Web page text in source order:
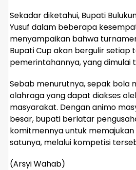
Sekadar diketahui, Bupati
Yusuf dalam beberapa
menyampaikan bahwa
Bupati Cup akan bergulir setiap
pemerintahannya, yang dimulai
Sebab menurutnya, sepak bola
olahraga yang dapat diakses
masyarakat. Dengan animo
besar, bupati berlatar
komitmennya untuk memajukan
satunya, melalui kompetisi
(Arsyi Wahab)